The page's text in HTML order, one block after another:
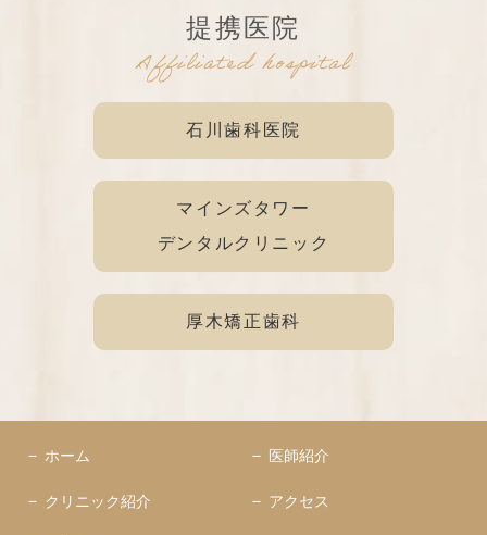
提携医院
Affiliated hospital
石川歯科医院
マインズタワー
デンタルクリニック
厚木矯正歯科
ホーム 医師紹介
クリニック紹介 アクセス